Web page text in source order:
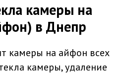
камеры на
в Днепр
камеры на айфон всех
камеры, удаление